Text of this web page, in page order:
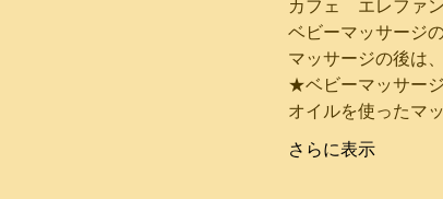
カフェ　エレファ
ベビーマッサージ
マッサージの後は
​★ベビーマッサージ
オイルを使ったマ
さらに表示